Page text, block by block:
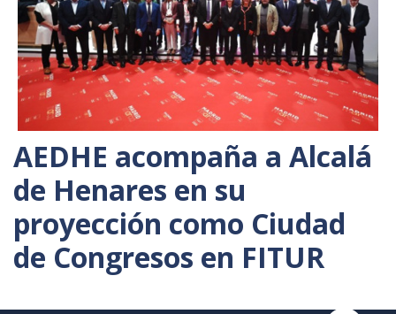
AEDHE acompaña a Alcalá
de Henares en su
proyección como Ciudad
de Congresos en FITUR